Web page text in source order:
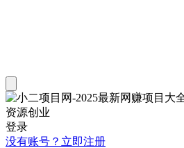
登录
没有账号？立即注册